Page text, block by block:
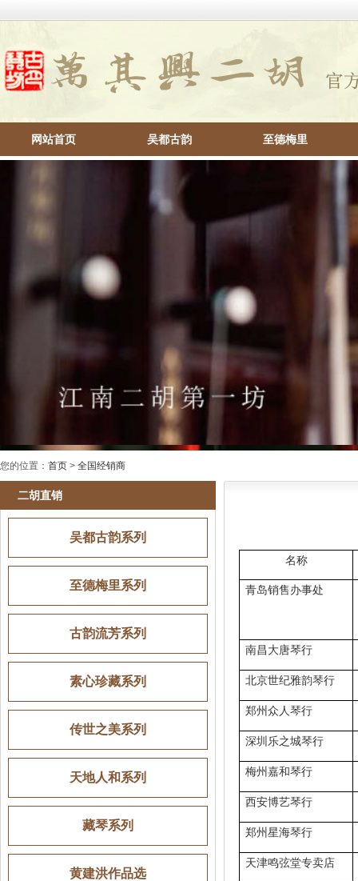
网站首页 吴都古韵 至德梅里
您的位置： 首页 > 全国经销商
二胡直销
吴都古韵系列
至德梅里系列
古韵流芳系列
素心珍藏系列
传世之美系列
天地人和系列
藏琴系列
黄建洪作品选
名称
青岛销售办事处
南昌大唐琴行
北京世纪雅韵琴行
郑州众人琴行
深圳乐之城琴行
梅州嘉和琴行
西安博艺琴行
郑州星海琴行
天津鸣弦堂专卖店